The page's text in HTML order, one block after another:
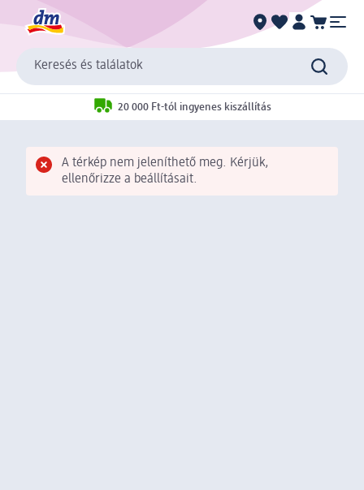
Keresés és találatok
20 000 Ft-tól ingyenes kiszállítás
A térkép nem jeleníthető meg. Kérjük,
ellenőrizze a beállításait.